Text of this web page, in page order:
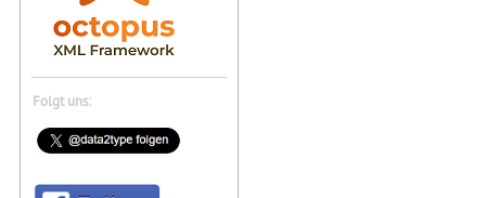
Folgt uns: